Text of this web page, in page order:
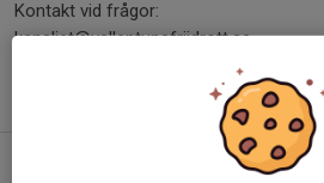
Kontakt vid frågor:
kansliet@vallentunafriidrott.se
Heetindelning Arenamilen